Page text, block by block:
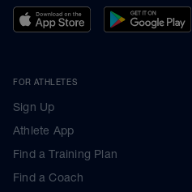
FOR ATHLETES
Sign Up
Athlete App
Find a Training Plan
Find a Coach